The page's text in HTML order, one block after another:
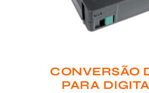
CONVERSÃO
PARA